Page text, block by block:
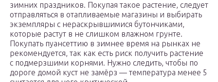
зимних праздников. Покупая такое растение, следует
отправляться в отапливаемые магазины и выбирать
экземпляры с нераскрывшимися бутончиками,
которые растут в не слишком влажном грунте.
Покупать пуансеттию в зимнее время на рынках не
рекомендуется, так как есть риск получить растение
с подмерзшими корнями. Нужно следить, чтобы по
дороге домой куст не замёрз — температура менее 5